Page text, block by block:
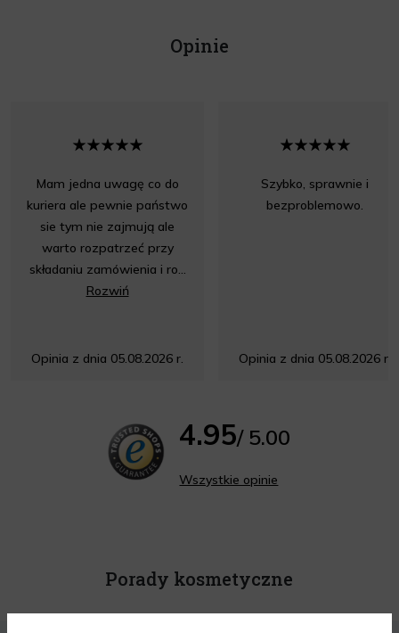
Opinie
Mam jedna uwagę co do
kuriera ale pewnie państwo
sie tym nie zajmują ale
warto rozpatrzeć przy
składaniu zamówienia i ro...
Rozwiń
Opinia z dnia 05.08.2026 r.
Szybko, sprawnie i
bezproblemowo.
Opinia z dnia 05.08.2026 r.
4.95/ 5.00
Wszystkie opinie
Porady kosmetyczne